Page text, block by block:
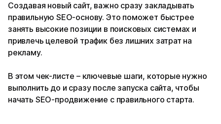
Создавая новый сайт, важно сразу закладывать
правильную SEO-основу. Это поможет быстрее
занять высокие позиции в поисковых системах и
привлечь целевой трафик без лишних затрат на
рекламу.
В этом чек-листе – ключевые шаги, которые нужно
выполнить до и сразу после запуска сайта, чтобы
начать SEO-продвижение с правильного старта.